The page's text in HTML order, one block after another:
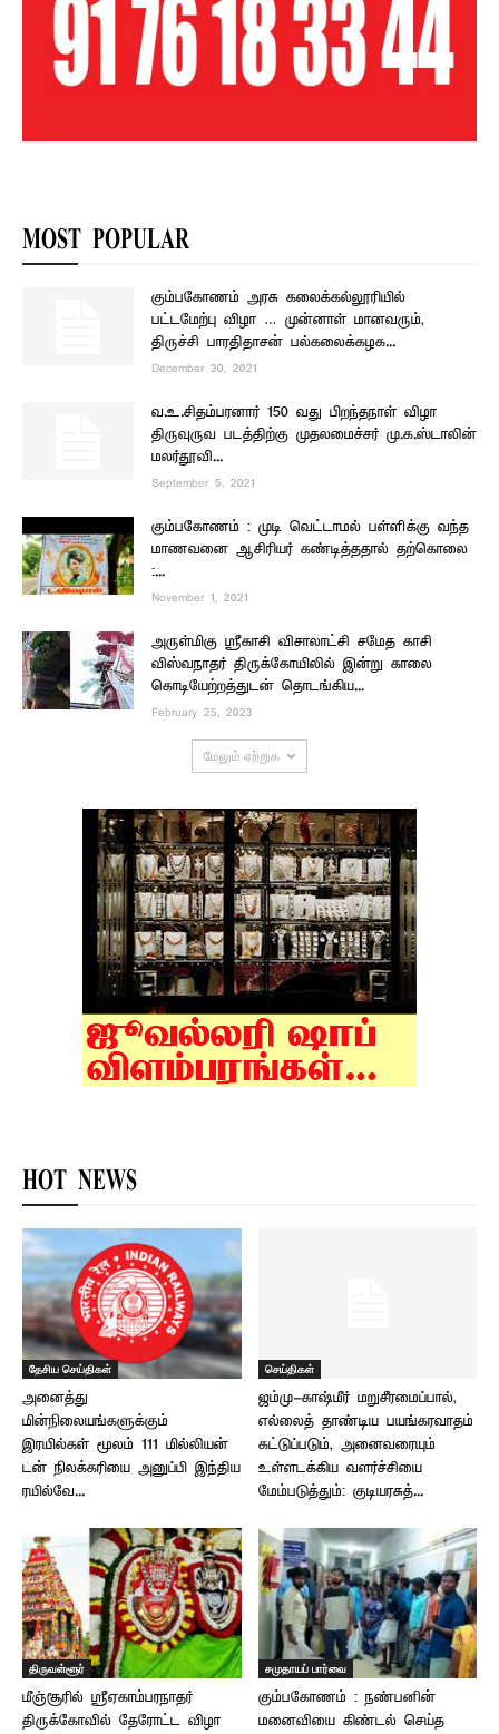
MOST POPULAR
கும்பகோணம் அரசு கலைக்கல்லூரியில்
பட்டமேற்பு விழா … முன்னாள் மானவரும்,
திருச்சி பாரதிதாசன் பல்கலைக்கழக...
December 30, 2021
வ.உ.சிதம்பரனார் 150 வது பிறந்தநாள் விழா –
திருவுருவ படத்திற்கு முதலமைச்சர் மு.க.ஸ்டாலின்
மலர்தூவி...
September 5, 2021
கும்பகோணம் : முடி வெட்டாமல் பள்ளிக்கு வந்த
மாணவனை ஆசிரியர் கண்டித்ததால் தற்கொலை
:...
November 1, 2021
அருள்மிகு ஸ்ரீகாசி விசாலாட்சி சமேத காசி
விஸ்வநாதர் திருக்கோயிலில் இன்று காலை
கொடியேற்றத்துடன் தொடங்கிய...
February 25, 2023
மேலும் ஏற்றுக
HOT NEWS
தேசிய செய்திகள்
அனைத்து
மின்நிலையங்களுக்கும்
இரயில்கள் மூலம் 111 மில்லியன்
டன் நிலக்கரியை அனுப்பி இந்திய
ரயில்வே...
செய்திகள்
ஜம்மு-காஷ்மீர் மறுசீரமைப்பால்,
எல்லைத் தாண்டிய பயங்கரவாதம்
கட்டுப்படும், அனைவரையும்
உள்ளடக்கிய வளர்ச்சியை
மேம்படுத்தும்: குடியரசுத்...
திருவள்ளூர்
மீஞ்சூரில் ஸ்ரீஏகாம்பரநாதர்
திருக்கோவில் தேரோட்ட விழா
சமுதாயப் பார்வை
கும்பகோணம் : நண்பனின்
மனைவியை கிண்டல் செய்த